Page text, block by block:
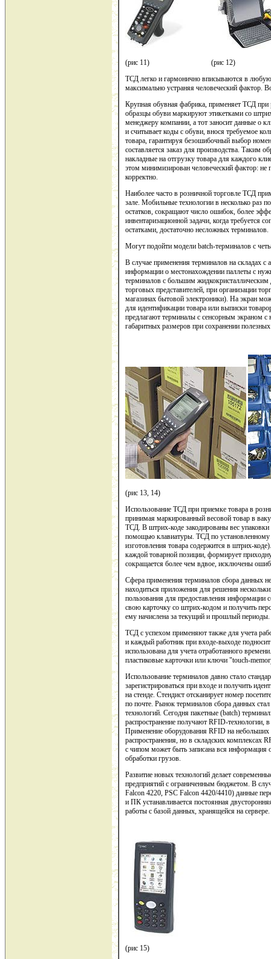
(рис 11) (рис 12)
ТСД легко и гармонично вписываются в
максимально устраняя человеческий фактор.
Крупная обувная фабрика, применяет ТСД при
образцы обуви маркируют этикетками со
менеджеру компании, а тот заносит данные о
и считывает коды с обуви, внося требуемое
товара, гарантируя безошибочный выбор
составляется заказ для производства. Таким
накладные на отгрузку товара для каждого
этом минимизирован человеческий фактор:
корректно.
Наиболее часто в розничной торговле ТСД
зале. Мобильные технологии в несколько раз
остатков, сокращают число ошибок, более
инвентаризационной задачи, когда требуется
остатками, достаточно несложных терминалов.
Могут подойти модели batch-терминалов с
В случае применения терминалов на складах
информации о местонахождении паллеты с
терминалов с большим
торговых представителей, при организации
магазинах бытовой электроники). На экран
для идентификации товара или выписки
предлагают терминалы с сенсорным экраном
габаритных размеров при сохранении
(рис 13, 14)
Использование ТСД при приемке товара в
принимая маркированный весовой товар в
ТСД. В штрих-коде закодированы вес
помощью клавиатуры. ТСД по установленному
изготовления товара содержится в штрих-
каждой товарной позиции, формирует
сокращается более чем вдвое, исключены
Сфера применения терминалов сбора данных
находиться приложения для решения
пользования для предоставления
свою карточку со штрих-кодом и получить
ему начислена за текущий и прошлый
ТСД с успехом применяют также для учета
и каждый работник при входе-выходе
использована для учета отработанного
пластиковые карточки или ключи "touch-
Использование терминалов давно стало
зарегистрироваться при входе и получить
на стенде. Стендист отсканирует номер
по почте. Рынок терминалов сбора данных
технологий. Сегодня пакетные (batch)
распространение получают RFID-технологии,
Применение оборудования RFID на небольших
распространения, но в складских комплексах
с чипом может быть записана вся информация
обработки грузов.
Развитие новых технологий делает
предприятий с ограниченным бюджетом. В
Falcon 4220, PSC Falcon 4420/4410) данные
и ПК устанавливается постоянная
работы с базой данных, хранящейся на сервере.
(рис 15)